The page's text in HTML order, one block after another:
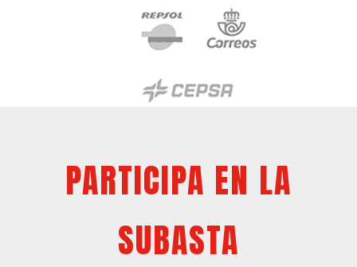
PARTICIPA EN LA
SUBASTA